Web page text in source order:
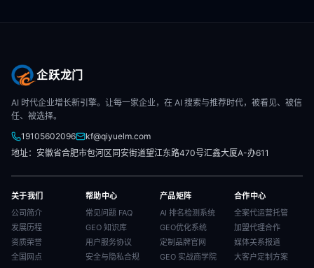
企跃龙门
AI 时代企业增长新引擎。让每一家企业，在 AI 搜索与推荐时代，被看见、被信
任、被选择。
19105602096
kf@qiyuelm.com
地址：安徽省合肥市包河区同安街道望江东路470号汇鑫大厦A-办611
关于我们
公司简介
发展历程
资质荣誉
全国网点
帮助中心
常见问题 FAQ
GEO 知识库
用户服务协议
安全与隐私合规
产品矩阵
AI 排名检测系统
GEO优化系统
定制品牌官网
GEO 实战商学院
合作中心
全案代运营托管
加盟代理合作
媒体关系报道
大客户定制方案